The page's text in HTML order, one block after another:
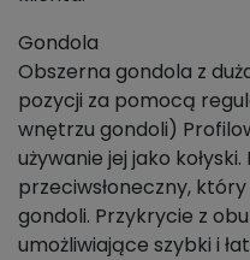
Gondola
Obszerna gondola z
pozycji za pomocą
wnętrzu gondoli)
używanie jej jako
przeciwsłoneczny,
gondoli. Przykrycie z
umożliwiające szybki i